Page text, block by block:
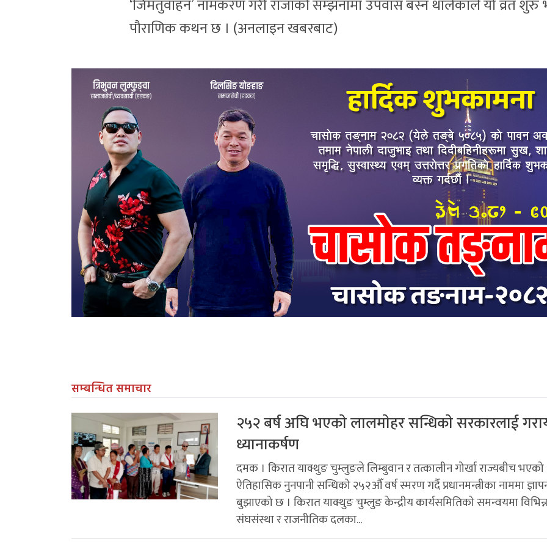
‘जिमतुवाहन’ नामकरण गरी राजाको सम्झनामा उपवास बस्न थालेकाले यो व्रत
पौराणिक कथन छ । (अनलाइन खबरबाट)
सम्बन्धित समाचार
२५२ बर्ष अघि भएकाे लालमाेहर सन्धिकाे सरकारलाई
ध्यानाकर्षण
दमक । किरात याक्थुङ चुम्लुङले लिम्बुवान र तत्कालीन गोर्खा राज्यबीच भएको
ऐतिहासिक नुनपानी सन्धिको २५२औँ वर्ष स्मरण गर्दै प्रधानमन्त्रीका नाममा
बुझाएको छ । किरात याक्थुङ चुम्लुङ केन्द्रीय कार्यसमितिको समन्वयमा विभिन्न
संघसंस्था र राजनीतिक दलका...